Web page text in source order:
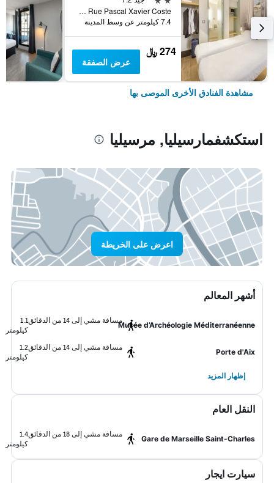
Zac De Saumaty Séon - 1 Rue Pascal Xavier Coste, مرسيليا, إقليم بوش دو رون, فرنسا
7.4 كيلومتر عن وسط المدينة
274 ﷼
عرض الصفقة
مشاهدة الفنادق الأخرى الموصى بها
استكشفمارسيليا, مرسيليا
اعرض على الخريطة
أشهر المعالم
Musée d’Archéologie Méditerranéenne
مسافة مشي إلى 14 من الدقائق
1.1
كيلومتر
Porte d'Aix
مسافة مشي إلى 14 من الدقائق
1.2
كيلومتر
إظهار المزيد
النقل العام
Gare de Marseille Saint-Charles
مسافة مشي إلى 18 من الدقائق
1.4
كيلومتر
سيارت ايجار